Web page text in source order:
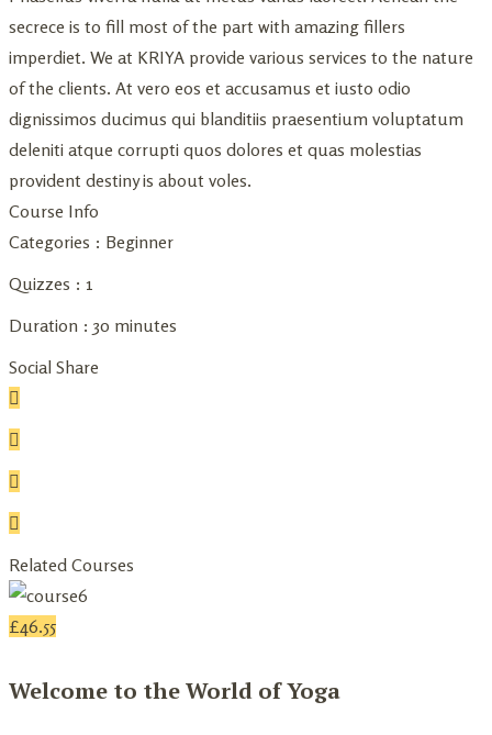
secrece is to fill most of the part with amazing fillers
imperdiet. We at KRIYA provide various services to the nature
of the clients. At vero eos et accusamus et iusto odio
dignissimos ducimus qui blanditiis praesentium voluptatum
deleniti atque corrupti quos dolores et quas molestias
provident destiny is about voles.
Course Info
Categories : Beginner
Quizzes : 1
Duration : 30 minutes
Social Share
Related Courses
£46.55
Welcome to the World of Yoga